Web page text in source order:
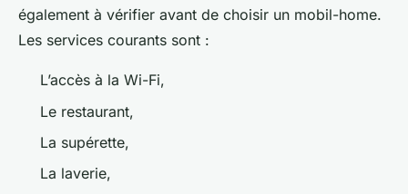
également à vérifier avant de choisir un mobil-home.
Les services courants sont :
L’accès à la Wi-Fi,
Le restaurant,
La supérette,
La laverie,